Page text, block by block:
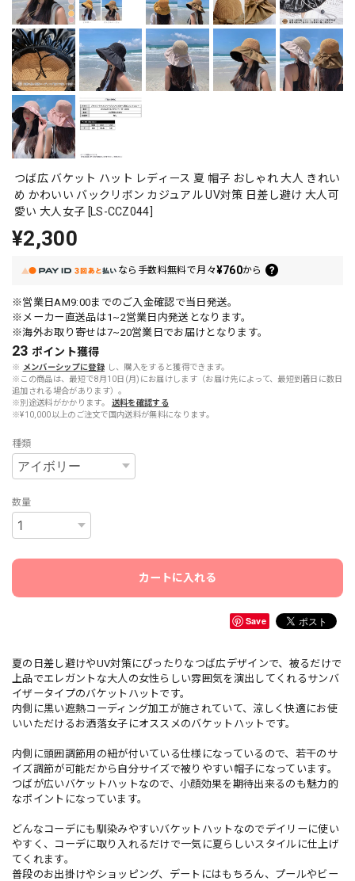
つば広 バケット ハット レディース 夏 帽子 おしゃれ 大人 きれい
め かわいい バックリボン カジュアル UV対策 日差し避け 大人可
愛い 大人女子 [LS-CCZ044]
¥2,300
なら 手数料無料で月々¥760から
※営業日AM9:00までのご入金確認で当日発送。
※メーカー直送品は1~2営業日内発送となります。
※海外お取り寄せは7~20営業日でお届けとなります。
23 ポイント獲得
※ メンバーシップに登録 し、購入をすると獲得できます。
※この商品は、最短で8月10日(月)にお届けします（お届け先によって、最短到着日に数日
追加される場合があります）。
※別途送料がかかります。
送料を確認する
※¥10,000以上のご注文で国内送料が無料になります。
種類
数量
カートに入れる
Save
夏の日差し避けやUV対策にぴったりなつば広デザインで、被るだけで
上品でエレガントな大人の女性らしい雰囲気を演出してくれるサンバ
イザータイプのバケットハットです。
内側に黒い遮熱コーディング加工が施されていて、涼しく快適にお使
いいただけるお洒落女子にオススメのバケットハットです。
内側に頭囲調節用の紐が付いている仕様になっているので、若干のサ
イズ調節が可能だから自分サイズで被りやすい帽子になっています。
つばが広いバケットハットなので、小顔効果を期待出来るのも魅力的
なポイントになっています。
どんなコーデにも馴染みやすいバケットハットなのでデイリーに使い
やすく、コーデに取り入れるだけで一気に夏らしいスタイルに仕上げ
てくれます。
普段のお出掛けやショッピング、デートにはもちろん、プールやビー